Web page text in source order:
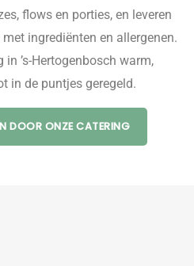
flows en porties, en leveren
ingrediënten en allergenen.
’s-Hertogenbosch warm,
in de puntjes geregeld.
DOOR ONZE CATERING